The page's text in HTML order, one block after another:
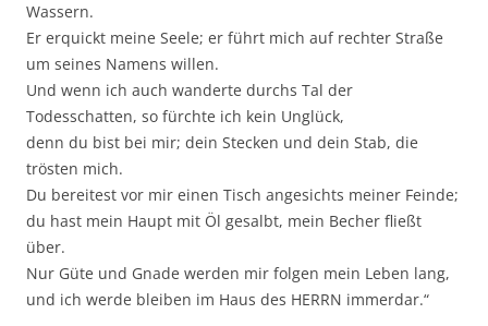
Wassern.
Er erquickt meine Seele; er führt mich auf rechter Straße
um seines Namens willen.
Und wenn ich auch wanderte durchs Tal der
Todesschatten, so fürchte ich kein Unglück,
denn du bist bei mir; dein Stecken und dein Stab, die
trösten mich.
Du bereitest vor mir einen Tisch angesichts meiner Feinde;
du hast mein Haupt mit Öl gesalbt, mein Becher fließt
über.
Nur Güte und Gnade werden mir folgen mein Leben lang,
und ich werde bleiben im Haus des HERRN immerdar.“